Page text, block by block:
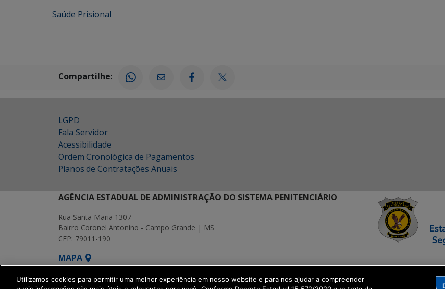
Saúde Prisional
Compartilhe:
LGPD
Fala Servidor
Acessibilidade
Ordem Cronológica de Pagamentos
Planos de Contratações Anuais
AGÊNCIA ESTADUAL DE ADMINISTRAÇÃO DO SISTEMA PENITENCIÁRIO
Rua Santa Maria 1307
Bairro Coronel Antonino - Campo Grande | MS
CEP: 79011-190
MAPA
SETDIG | Secretaria-Executiva de Transformação Digital
Utilizamos cookies para permitir uma melhor experiência em nosso website e para nos ajudar a compreender